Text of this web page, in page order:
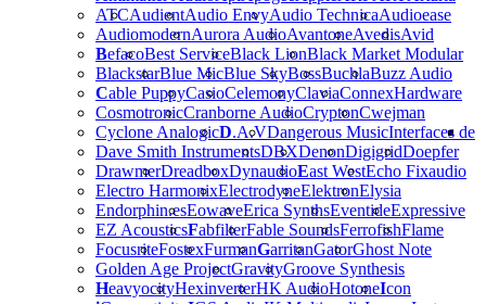
ATCAudientAudio EnvyAudio TechnicaAudioease
AudiomodernAurora AudioAvantoneAvedisAvid
BefacoBest ServiceBlack LionBlack Market Modular
BlackstarBlue MicBlue SkyBossBuchlaBuzz Audio
Cable PuppyCasioCelemonyClaviaConnex
CosmotronicCranborne AudioCryptonCwejman
Cyclone AnalogicD.A.VDangerous Music
Dave Smith InstrumentsDBXDenonDigigridDoepfer
DrawmerDreadboxDynaudioEast WestEcho Fix
Electro HarmonixElectrodyneElektronElysia
Endorphin.esEowaveErica SynthsEventideExpressive
EZ AcousticsFabfilterFable SoundsFerrofishFlame
FocusriteFostexFurmanGarritanGatorGhost Note
Golden Age ProjectGravityGroove Synthesis
HeavyocityHexinverterHK AudioHotoneIcon
Hardware
Interfaces de
audio